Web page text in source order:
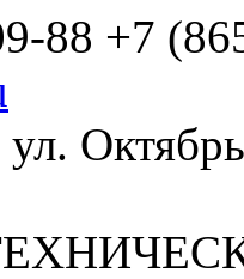
88 +7
ул.